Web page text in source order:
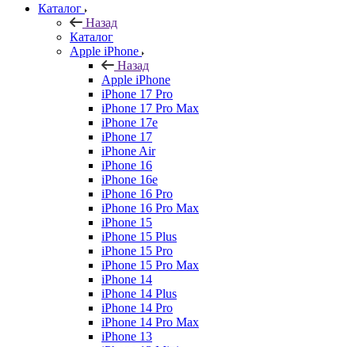
Каталог
Назад
Каталог
Apple iPhone
Назад
Apple iPhone
iPhone 17 Pro
iPhone 17 Pro Max
iPhone 17e
iPhone 17
iPhone Air
iPhone 16
iPhone 16e
iPhone 16 Pro
iPhone 16 Pro Max
iPhone 15
iPhone 15 Plus
iPhone 15 Pro
iPhone 15 Pro Max
iPhone 14
iPhone 14 Plus
iPhone 14 Pro
iPhone 14 Pro Max
iPhone 13